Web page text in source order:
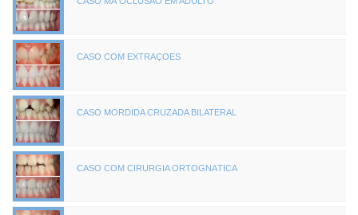
CASO COM EXTRAÇÕES
CASO MORDIDA CRUZADA BILATERAL
CASO COM CIRURGIA ORTOGNÁTICA